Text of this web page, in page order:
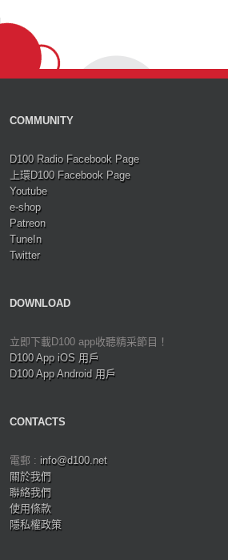
COMMUNITY
D100 Radio Facebook Page
上環D100 Facebook Page
Youtube
e-shop
Patreon
TuneIn
Twitter
DOWNLOAD
立即下載D100 app收聽精采節目！
D100 App iOS 用戶
D100 App Android 用戶
CONTACTS
電郵 : info@d100.net
關於我們
聯絡我們
使用條款
隱私權政策